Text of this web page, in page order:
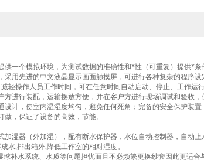
一个模拟环境，为测试数据的准确性和*性（可重复）提供*
用先进的中文液晶显示画面触摸屏，可进行各种复杂的程序
轻操作人员工作时间，可在任意时间自动启动、停止、工作运
进行装配，运输摆放方便，并在客户方进行现场调试和验收，
计，使室内温湿度均匀，避免任何死角；完备的安全保护装
，保证了设备的高效，节能。
湿器（外加湿），配有断水保护器，水位自动控制器，自动上
水,排出箱外,降低工作室的相对湿度。
补水系统、水质等问题担忧而且不必频繁更换纱套因此更适合